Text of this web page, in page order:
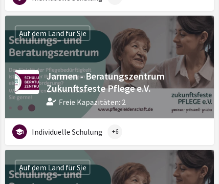
Jarmen - Beratungszentrum
Zukunftsfeste Pflege e.V.
Freie Kapazitäten: 2
Auf dem Land für Sie
Individuelle Schulung +6
Auf dem Land für Sie